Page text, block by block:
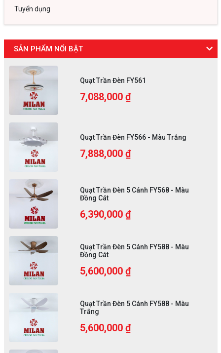
Tuyển dụng
SẢN PHẨM NỔI BẬT
Quạt Trần Đèn FY561
7,088,000 ₫
Quạt Trần Đèn FY566 - Màu Trắng
7,888,000 ₫
Quạt Trần Đèn 5 Cánh FY568 - Màu
Đồng Cát
6,390,000 ₫
Quạt Trần Đèn 5 Cánh FY588 - Màu
Đồng Cát
5,600,000 ₫
Quạt Trần Đèn 5 Cánh FY588 - Màu
Trắng
5,600,000 ₫